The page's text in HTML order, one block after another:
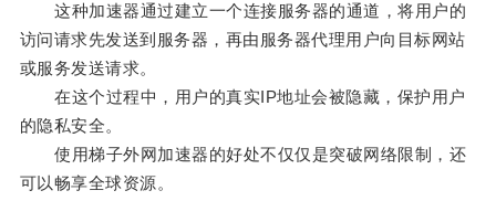
这种加速器通过建立一个连接服务器的通道，将用户的
访问请求先发送到服务器，再由服务器代理用户向目标网站
或服务发送请求。
在这个过程中，用户的真实IP地址会被隐藏，保护用户
的隐私安全。
使用梯子外网加速器的好处不仅仅是突破网络限制，还
可以畅享全球资源。